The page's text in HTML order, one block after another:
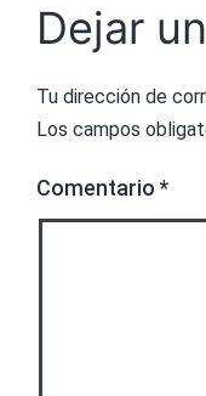
Dejar
Tu dirección de
Los campos
Comentario *